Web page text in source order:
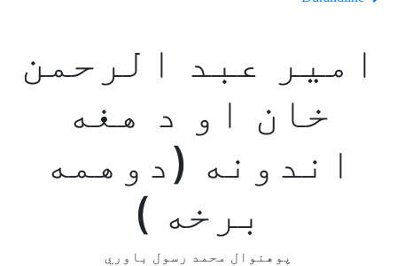
امير عبد الرحمن
خان او د هغه
اندونه (دوهمه
برخه )
پوهنوال محمد رسول باوري